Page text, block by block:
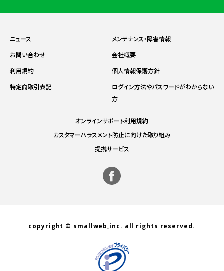
ニュース
メンテナンス・障害情報
お問い合わせ
会社概要
利用規約
個人情報保護方針
特定商取引表記
ログイン方法やパスワードがわからない
方
オンラインサポート利用規約
カスタマーハラスメント防止に向けた取り組み
提携サービス
copyright © smallweb,inc. all rights reserved.